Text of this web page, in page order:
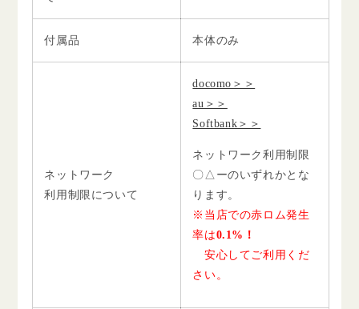
付属品 本体のみ
ネットワーク
利用制限について
docomo＞＞
au＞＞
Softbank＞＞
ネットワーク利用制限
〇△ーのいずれかとな
ります。
※当店での赤ロム発生
率は0.1%！
安心してご利用くだ
さい。